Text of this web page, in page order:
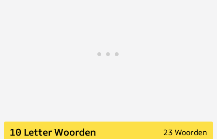
10 Letter Woorden 23 Woorden